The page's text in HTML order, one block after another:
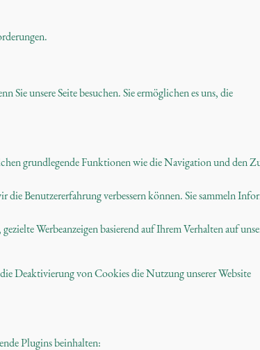
Sie unsere Seite besuchen. Sie ermöglichen es uns, die
grundlegende Funktionen wie die Navigation und den
die Benutzererfahrung verbessern können. Sie sammeln
Werbeanzeigen basierend auf Ihrem Verhalten auf
Deaktivierung von Cookies die Nutzung unserer Website
Plugins beinhalten: